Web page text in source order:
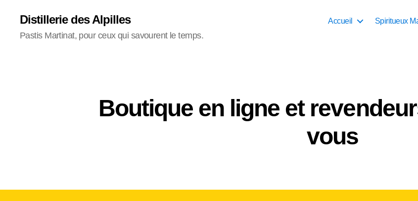
Distillerie des Alpilles
Pastis Martinat, pour ceux qui savourent le temps.
Accueil Spiritueux
Boutique en ligne et
vous